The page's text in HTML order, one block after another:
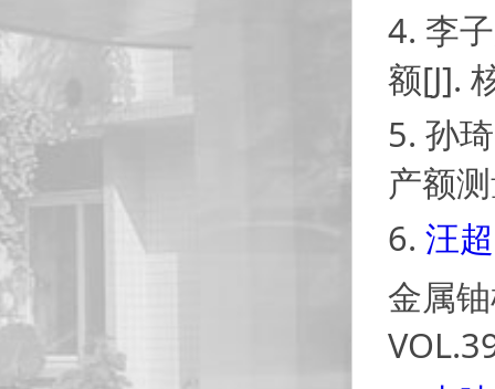
4. 李
额[J].
5. 孙
产额
6. 汪超
金属